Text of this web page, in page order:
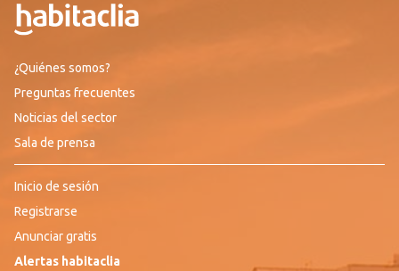
¿Quiénes somos?
Preguntas frecuentes
Noticias del sector
Sala de prensa
Inicio de sesión
Registrarse
Anunciar gratis
Alertas habitaclia